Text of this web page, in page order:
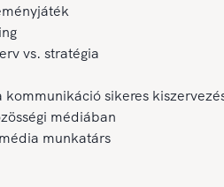
vs. stratégia
kommunikáció sikeres
médiában
munkatárs